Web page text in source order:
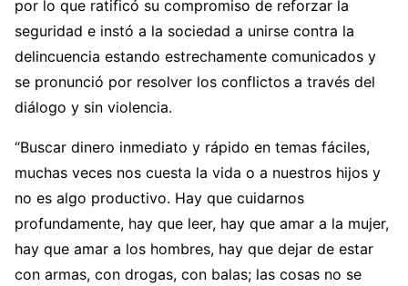
por lo que ratificó su compromiso de reforzar la
seguridad e instó a la sociedad a unirse contra la
delincuencia estando estrechamente comunicados y
se pronunció por resolver los conflictos a través del
diálogo y sin violencia.
“Buscar dinero inmediato y rápido en temas fáciles,
muchas veces nos cuesta la vida o a nuestros hijos y
no es algo productivo. Hay que cuidarnos
profundamente, hay que leer, hay que amar a la mujer,
hay que amar a los hombres, hay que dejar de estar
con armas, con drogas, con balas; las cosas no se